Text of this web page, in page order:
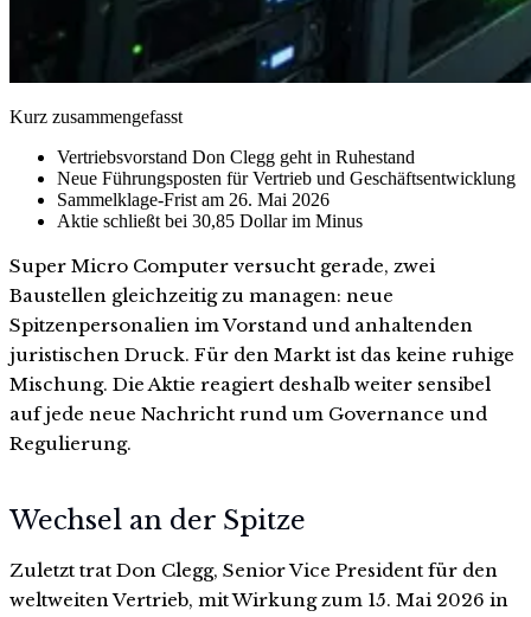
Kurz zusammengefasst
Vertriebsvorstand Don Clegg geht in Ruhestand
Neue Führungsposten für Vertrieb und Geschäftsentwicklung
Sammelklage-Frist am 26. Mai 2026
Aktie schließt bei 30,85 Dollar im Minus
Super Micro Computer versucht gerade, zwei
Baustellen gleichzeitig zu managen: neue
Spitzenpersonalien im Vorstand und anhaltenden
juristischen Druck. Für den Markt ist das keine ruhige
Mischung. Die Aktie reagiert deshalb weiter sensibel
auf jede neue Nachricht rund um Governance und
Regulierung.
Wechsel an der Spitze
Zuletzt trat Don Clegg, Senior Vice President für den
weltweiten Vertrieb, mit Wirkung zum 15. Mai 2026 in